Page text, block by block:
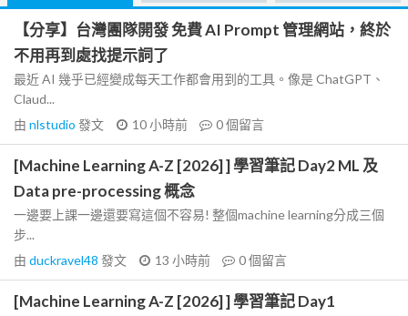
【分享】台灣團隊開發 免費 AI Prompt 管理網站，終於
不用再到處找提示詞了
最近 AI 幾乎已經變成每天工作都會用到的工具。像是 ChatGPT、
Claud...
由 nlstudio 發文 10 小時前 0個留言
[Machine Learning A-Z [2026] ] 學習筆記 Day2 ML 及
Data pre-processing 概念
一邊要上課一邊還要寫這個不容易! 整個machine learning分成三個
步...
由 duckravel48 發文 13 小時前 0個留言
[Machine Learning A-Z [2026] ] 學習筆記 Day1